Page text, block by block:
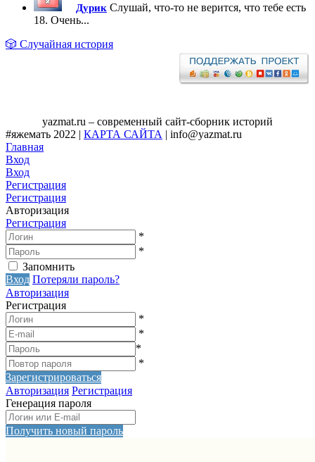
Дурик Слушай, что-то не верится, что тебе есть
18. Очень...
🎲 Случайная история
yazmat.ru – современный сайт-сборник историй
#яжемать 2022 | КАРТА САЙТА | info@yazmat.ru
Главная
Вход
Вход
Регистрация
Регистрация
Авторизация
Регистрация
*
*
Запомнить
Вход Потеряли пароль?
Авторизация
Регистрация
*
*
*
*
Зарегистрироваться
Авторизация Регистрация
Генерация пароля
Получить новый пароль